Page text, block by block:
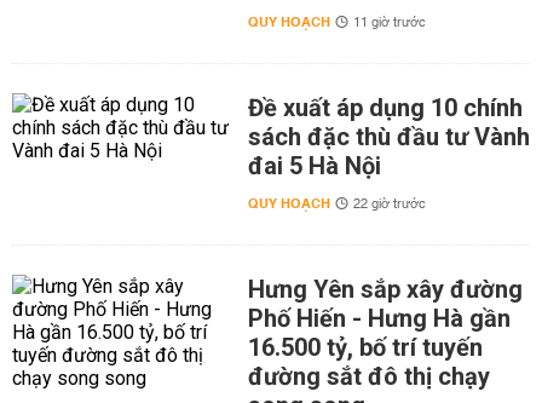
QUY HOẠCH 11 giờ trước
Đề xuất áp dụng 10 chính
sách đặc thù đầu tư Vành
đai 5 Hà Nội
QUY HOẠCH 22 giờ trước
Hưng Yên sắp xây đường
Phố Hiến - Hưng Hà gần
16.500 tỷ, bố trí tuyến
đường sắt đô thị chạy